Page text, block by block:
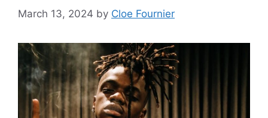
March 13, 2024 by Cloe Fournier